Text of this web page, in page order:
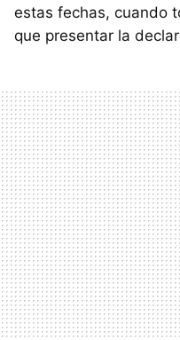
estas fechas, cuando
que presentar la